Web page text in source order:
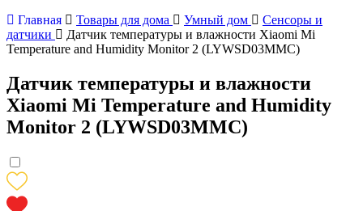
Главная
Товары для дома Умный дом
Сенсоры и
датчики
Датчик температуры и влажности Xiaomi Mi
Temperature and Humidity Monitor 2 (LYWSD03MMC)
Датчик температуры и влажности
Xiaomi Mi Temperature and Humidity
Monitor 2 (LYWSD03MMC)